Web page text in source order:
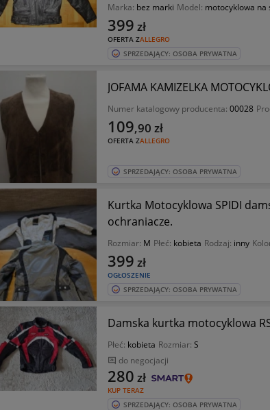
Marka: bez marki Model: motocyklowa na
OFERTA ZALLEGRO
399 zł
SPRZEDAJĄCY: OSOBA PRYWATNA
JOFAMA KAMIZELKA
Numer katalogowy producenta: 00028
OFERTA ZALLEGRO
109,90 zł
SPRZEDAJĄCY: OSOBA PRYWATNA
Kurtka Motocyklowa SPIDI damska M wielosezonowa z podszewką,
ochraniacze.
Rozmiar: M Płeć: kobieta Rodzaj: inny
OGŁOSZENIE
399 zł
SPRZEDAJĄCY: OSOBA PRYWATNA
Damska kurtka motocyklowa
Płeć: kobieta Rozmiar: S
do negocjacji
KUP TERAZ
280 zł
SPRZEDAJĄCY: OSOBA PRYWATNA